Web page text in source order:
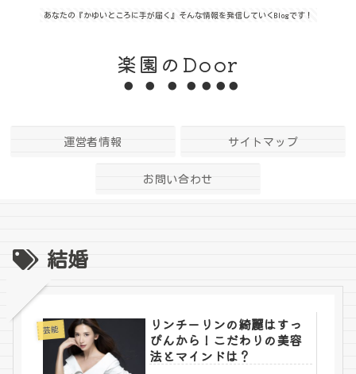
あなたの『かゆいところに手が届く』そんな情報を発信していくBlogです！
楽園のDoor
運営者情報 サイトマップ
お問い合わせ
結婚
芸能
リンチーリンの綺麗はすっ
ぴんから！こだわりの美容
法とマインドは？